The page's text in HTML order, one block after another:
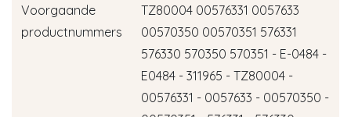
Voorgaande
productnummers
TZ80004 00576331 0057633
00570350 00570351 576331
576330 570350 570351 - E-0484 -
E0484 - 311965 - TZ80004 -
00576331 - 0057633 - 00570350 -